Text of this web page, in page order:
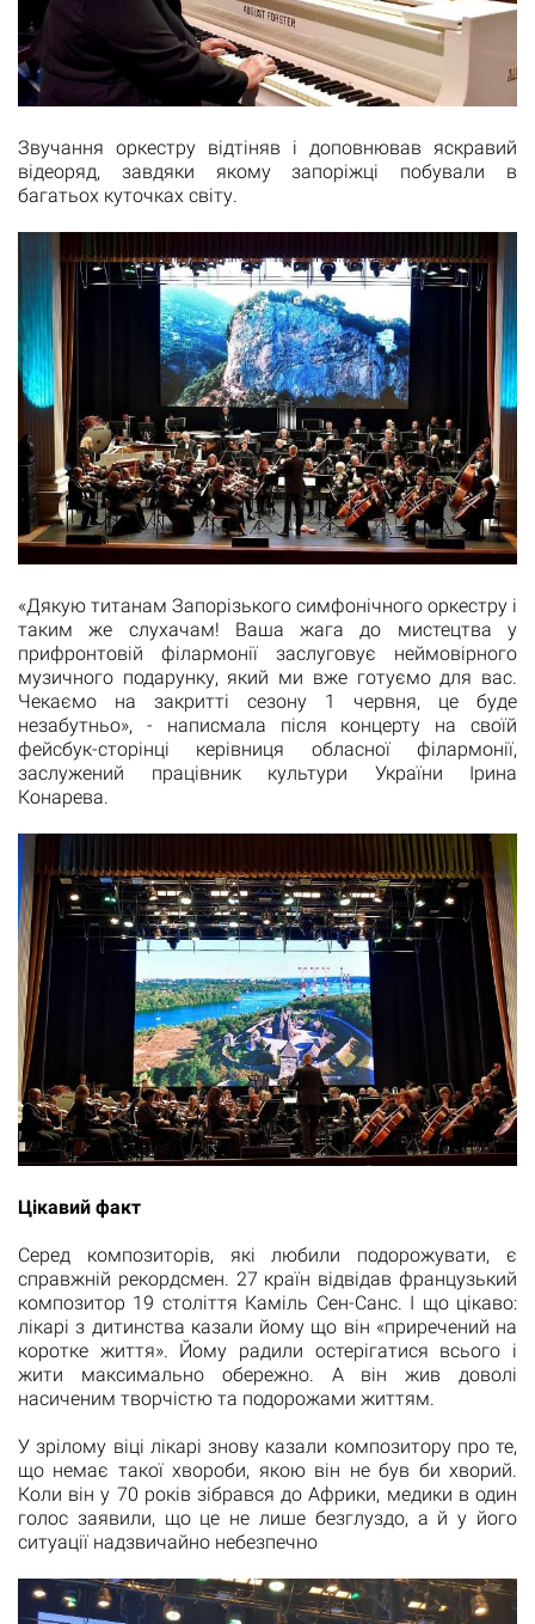
Звучання оркестру відтіняв і доповнював яскравий
відеоряд, завдяки якому запоріжці побували в
багатьох куточках світу.
«Дякую титанам Запорізького симфонічного оркестру і
таким же слухачам! Ваша жага до мистецтва у
прифронтовій філармонії заслуговує неймовірного
музичного подарунку, який ми вже готуємо для вас.
Чекаємо на закритті сезону 1 червня, це буде
незабутньо», - написмала після концерту на своїй
фейсбук-сторінці керівниця обласної філармонії,
заслужений працівник культури України Ірина
Конарева.
Цікавий факт
Серед композиторів, які любили подорожувати, є
справжній рекордсмен. 27 країн відвідав французький
композитор 19 століття Каміль Сен-Санс. І що цікаво:
лікарі з дитинства казали йому що він «приречений на
коротке життя». Йому радили остерігатися всього і
жити максимально обережно. А він жив доволі
насиченим творчістю та подорожами життям.
У зрілому віці лікарі знову казали композитору про те,
що немає такої хвороби, якою він не був би хворий.
Коли він у 70 років зібрався до Африки, медики в один
голос заявили, що це не лише безглуздо, а й у його
ситуації надзвичайно небезпечно